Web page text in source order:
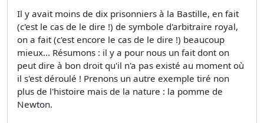
Il y avait moins de dix prisonniers à la Bastille, en fait
(c'est le cas de le dire !) de symbole d'arbitraire royal,
on a fait (c'est encore le cas de le dire !) beaucoup
mieux... Résumons : il y a pour nous un fait dont on
peut dire à bon droit qu'il n'a pas existé au moment où
il s'est déroulé ! Prenons un autre exemple tiré non
plus de l'histoire mais de la nature : la pomme de
Newton.